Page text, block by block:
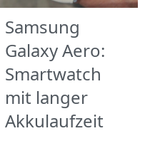
Samsung
Galaxy Aero:
Smartwatch
mit langer
Akkulaufzeit